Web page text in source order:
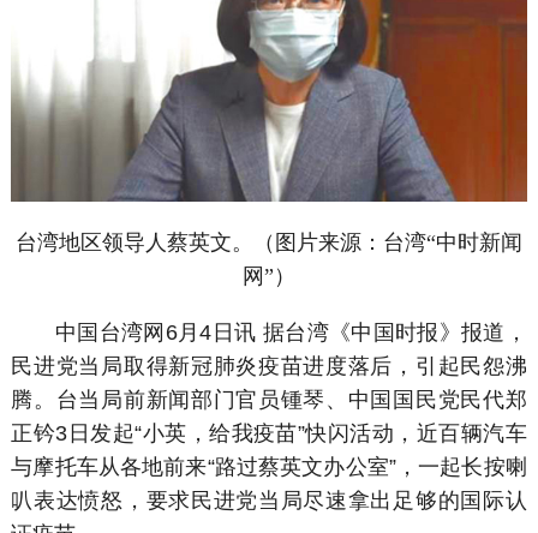
台湾地区领导人蔡英文。（图片来源：台湾“中时新闻
网”）
中国台湾网6月4日讯 据台湾《中国时报》报道，
民进党当局取得新冠肺炎疫苗进度落后，引起民怨沸
腾。台当局前新闻部门官员锺琴、中国国民党民代郑
正钤3日发起“小英，给我疫苗”快闪活动，近百辆汽车
与摩托车从各地前来“路过蔡英文办公室”，一起长按喇
叭表达愤怒，要求民进党当局尽速拿出足够的国际认